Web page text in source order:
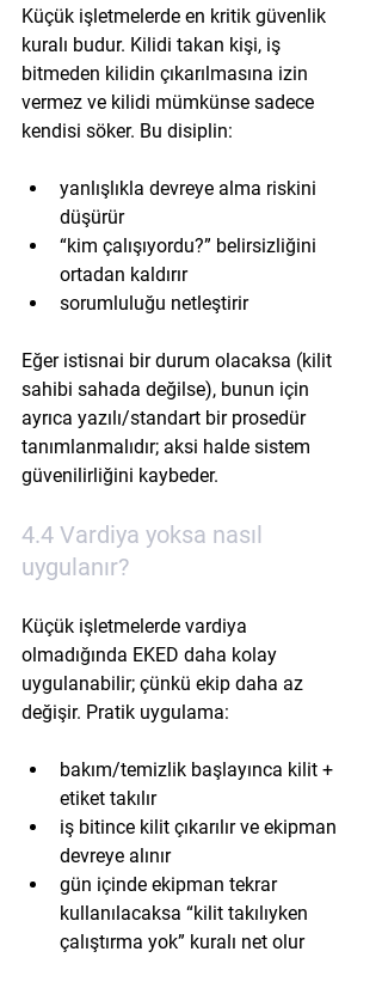
Küçük işletmelerde en kritik güvenlik
kuralı budur. Kilidi takan kişi, iş
bitmeden kilidin çıkarılmasına izin
vermez ve kilidi mümkünse sadece
kendisi söker. Bu disiplin:
yanlışlıkla devreye alma riskini
düşürür
“kim çalışıyordu?” belirsizliğini
ortadan kaldırır
sorumluluğu netleştirir
Eğer istisnai bir durum olacaksa (kilit
sahibi sahada değilse), bunun için
ayrıca yazılı/standart bir prosedür
tanımlanmalıdır; aksi halde sistem
güvenilirliğini kaybeder.
4.4 Vardiya yoksa nasıl
uygulanır?
Küçük işletmelerde vardiya
olmadığında EKED daha kolay
uygulanabilir; çünkü ekip daha az
değişir. Pratik uygulama:
bakım/temizlik başlayınca kilit +
etiket takılır
iş bitince kilit çıkarılır ve ekipman
devreye alınır
gün içinde ekipman tekrar
kullanılacaksa “kilit takılıyken
çalıştırma yok” kuralı net olur